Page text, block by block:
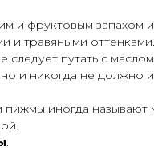
и фруктовым запахом
и травяными оттенками.
следует путать с
и никогда не должно
иногда
: